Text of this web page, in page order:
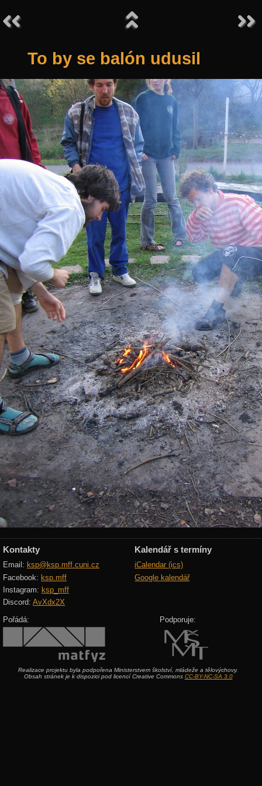
To by se balón udusil
Kontakty
Email: ksp@ksp.mff.cuni.cz
Facebook: ksp.mff
Instagram: ksp_mff
Discord: AvXdx2X
Kalendář s termíny
iCalendar (ics)
Google kalendář
Pořádá: Podporuje:
Realizace projektu byla podpořena Ministerstvem školství, mládeže a tělovýchovy.
Obsah stránek je k dispozici pod licencí Creative Commons CC-BY-NC-SA 3.0